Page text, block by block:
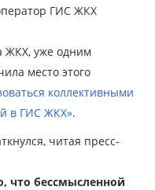
ГИС ЖКХ
ЖКХ, уже одним
место этого
коллективными
в ГИС ЖКХ».
читая пресс-
что бессмысленной